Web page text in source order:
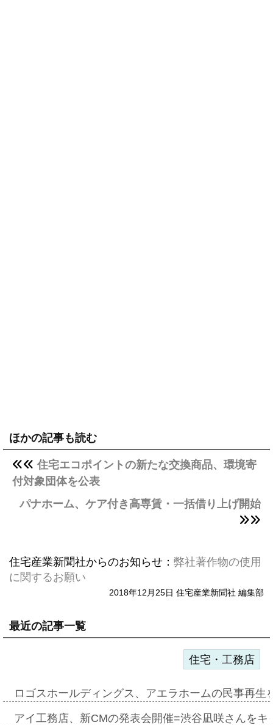
ほかの記事も読む
住宅エコポイントの新たな交換商品、環境寄
付対象団体を公表
パナホーム、ケア付き高専賃・一括借り上げ開始
住宅産業新聞社からのお知らせ： 弊社著作物の使用
に関するお願い
2018年12月25日 住宅産業新聞社 編集部
最近の記事一覧
住宅・工務店
ロゴスホールディングス、アエラホームの民事再
アイ工務店、新CMの発表会開催=渋谷凪咲さんを